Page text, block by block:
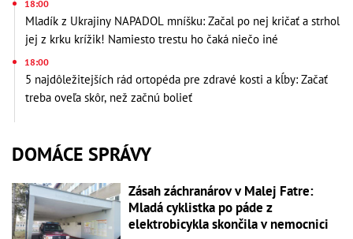
18:00
Mladík z Ukrajiny NAPADOL mníšku: Začal po nej kričať a strhol
jej z krku krížik! Namiesto trestu ho čaká niečo iné
18:00
5 najdôležitejších rád ortopéda pre zdravé kosti a kĺby: Začať
treba oveľa skôr, než začnú bolieť
DOMÁCE SPRÁVY
Zásah záchranárov v Malej Fatre:
Mladá cyklistka po páde z
elektrobicykla skončila v nemocnici